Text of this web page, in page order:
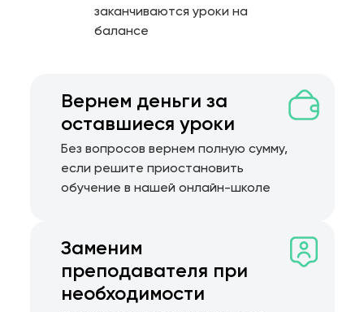
заканчиваются уроки на
балансе
Вернем деньги за
оставшиеся уроки
Без вопросов вернем полную сумму,
если решите приостановить
обучение в нашей онлайн-школе
Заменим
преподавателя при
необходимости